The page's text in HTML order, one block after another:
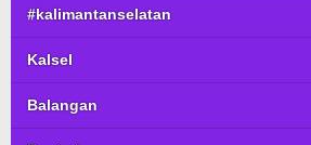
#kalimantanselatan
Kalsel
Balangan